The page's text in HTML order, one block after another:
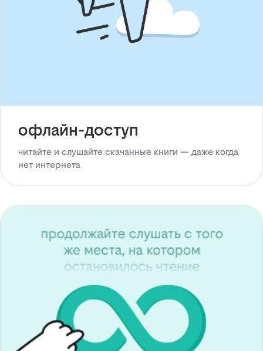
офлайн-доступ
читайте и слушайте скачанные книги — даже когда
нет интернета